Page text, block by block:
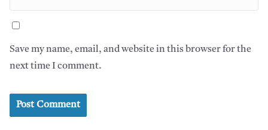
Save my name, email, and website in this browser for the
next time I comment.